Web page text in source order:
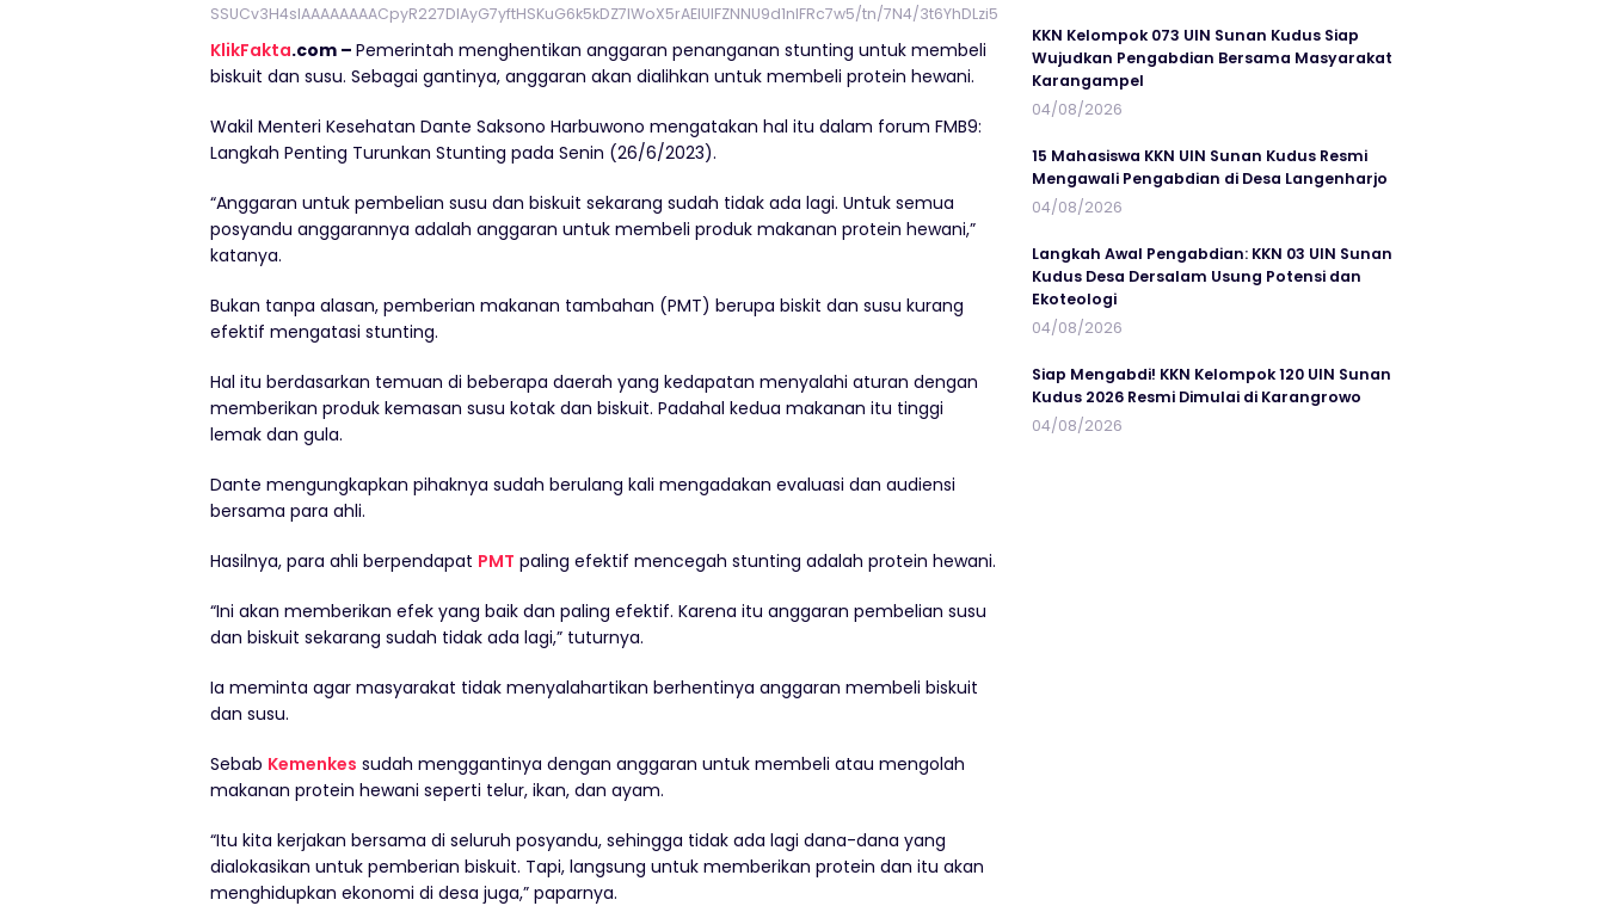
SSUCv3H4sIAAAAAAAACpyR227DIAyG7yftHSKuG6k5kDZ7lWoX5rAElUIFZNNU9d1nIFRc7w5/tn/7N4/
KlikFakta.com – Pemerintah menghentikan anggaran penanganan stunting untuk membeli
biskuit dan susu. Sebagai gantinya, anggaran akan dialihkan untuk membeli protein hewani.
Wakil Menteri Kesehatan Dante Saksono Harbuwono mengatakan hal itu dalam forum FMB9:
Langkah Penting Turunkan Stunting pada Senin (26/6/2023).
“Anggaran untuk pembelian susu dan biskuit sekarang sudah tidak ada lagi. Untuk semua
posyandu anggarannya adalah anggaran untuk membeli produk makanan protein hewani,”
katanya.
Bukan tanpa alasan, pemberian makanan tambahan (PMT) berupa biskit dan susu kurang
efektif mengatasi stunting.
Hal itu berdasarkan temuan di beberapa daerah yang kedapatan menyalahi aturan dengan
memberikan produk kemasan susu kotak dan biskuit. Padahal kedua makanan itu tinggi
lemak dan gula.
Dante mengungkapkan pihaknya sudah berulang kali mengadakan evaluasi dan audiensi
bersama para ahli.
Hasilnya, para ahli berpendapat PMT paling efektif mencegah stunting adalah protein hewani.
“Ini akan memberikan efek yang baik dan paling efektif. Karena itu anggaran pembelian susu
dan biskuit sekarang sudah tidak ada lagi,” tuturnya.
Ia meminta agar masyarakat tidak menyalahartikan berhentinya anggaran membeli biskuit
dan susu.
Sebab Kemenkes sudah menggantinya dengan anggaran untuk membeli atau mengolah
makanan protein hewani seperti telur, ikan, dan ayam.
“Itu kita kerjakan bersama di seluruh posyandu, sehingga tidak ada lagi dana-dana yang
dialokasikan untuk pemberian biskuit. Tapi, langsung untuk memberikan protein dan itu akan
menghidupkan ekonomi di desa juga,” paparnya.
KKN Kelompok 073 UIN Sunan Kudus Siap
Wujudkan Pengabdian Bersama Masyarakat
Karangampel
04/08/2026
15 Mahasiswa KKN UIN Sunan Kudus Resmi
Mengawali Pengabdian di Desa Langenharjo
04/08/2026
Langkah Awal Pengabdian: KKN 03 UIN Sunan
Kudus Desa Dersalam Usung Potensi dan
Ekoteologi
04/08/2026
Siap Mengabdi! KKN Kelompok 120 UIN Sunan
Kudus 2026 Resmi Dimulai di Karangrowo
04/08/2026